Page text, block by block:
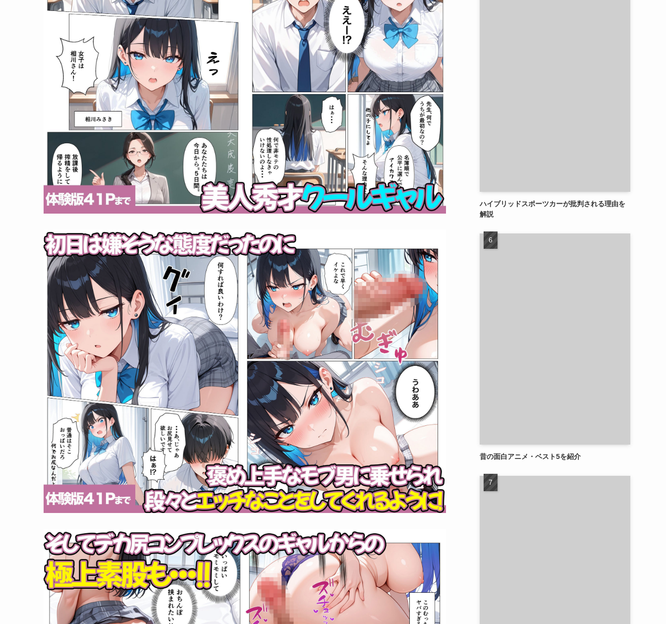
ハイブリッドスポーツカーが批判される理由を
解説
昔の面白アニメ・ベスト5を紹介